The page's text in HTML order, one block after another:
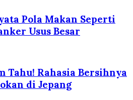
Pola Makan Seperti
Usus Besar
Tahu! Rahasia Bersihnya
di Jepang